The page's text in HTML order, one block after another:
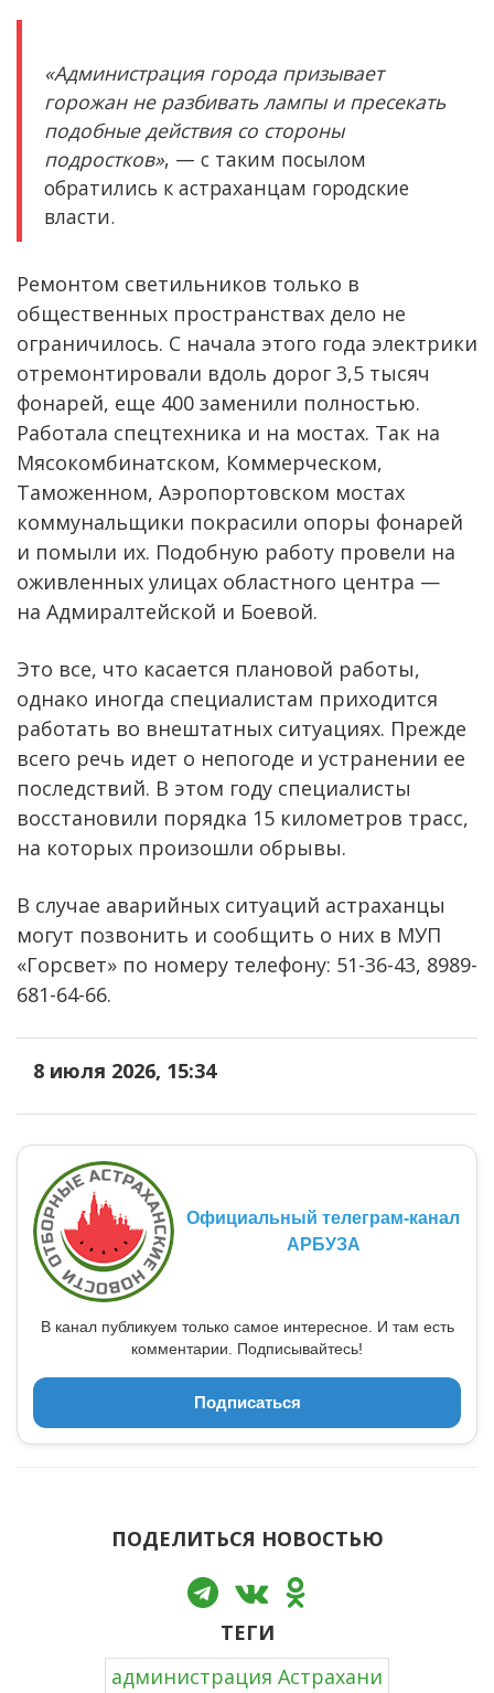
«Администрация города призывает
горожан не разбивать лампы и пресекать
подобные действия со стороны
подростков», — с таким посылом
обратились к астраханцам городские
власти.
Ремонтом светильников только в
общественных пространствах дело не
ограничилось. С начала этого года электрики
отремонтировали вдоль дорог 3,5 тысяч
фонарей, еще 400 заменили полностью.
Работала спецтехника и на мостах. Так на
Мясокомбинатском, Коммерческом,
Таможенном, Аэропортовском мостах
коммунальщики покрасили опоры фонарей
и помыли их. Подобную работу провели на
оживленных улицах областного центра —
на Адмиралтейской и Боевой.
Это все, что касается плановой работы,
однако иногда специалистам приходится
работать во внештатных ситуациях. Прежде
всего речь идет о непогоде и устранении ее
последствий. В этом году специалисты
восстановили порядка 15 километров трасс,
на которых произошли обрывы.
В случае аварийных ситуаций астраханцы
могут позвонить и сообщить о них в МУП
«Горсвет» по номеру телефону: 51-36-43, 8989-
681-64-66.
8 июля 2026, 15:34
Официальный телеграм-канал
АРБУЗА
В канал публикуем только самое интересное. И там есть
комментарии. Подписывайтесь!
Подписаться
ПОДЕЛИТЬСЯ НОВОСТЬЮ
ТЕГИ
администрация Астрахани